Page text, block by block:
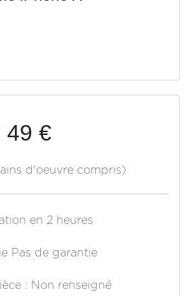
49 €
d'oeuvre compris)
en 2 heures
Pas de garantie
: Non renseigné